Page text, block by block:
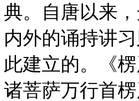
典。自唐以来
内外的诵持讲
此建立的。《
诸菩萨万行首